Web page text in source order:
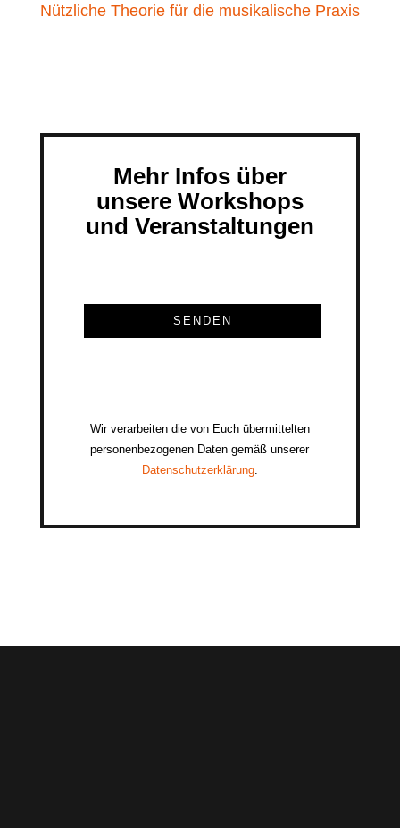
Nützliche Theorie für die musikalische Praxis
Mehr Infos über
unsere Workshops
und Veranstaltungen
SENDEN
Wir verarbeiten die von Euch übermittelten
personenbezogenen Daten gemäß unserer
Datenschutzerklärung.